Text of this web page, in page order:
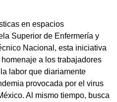
en espacios
Superior de Enfermería y
Nacional, esta iniciativa
a los trabajadores
labor que diariamente
provocada por el virus
Al mismo tiempo, busca